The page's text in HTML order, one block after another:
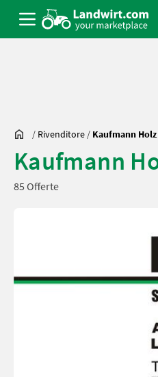
/ Rivenditore / Kaufmann
Kaufmann
85 Offerte